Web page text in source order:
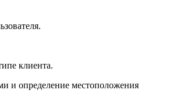
клиента.
и определение местоположения